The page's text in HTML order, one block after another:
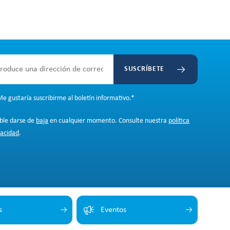
SUSCRÍBETE
gustaría suscribirme al boletín informativo.*
darse de baja en cualquier momento. Consulte nuestra política
.
Eventos